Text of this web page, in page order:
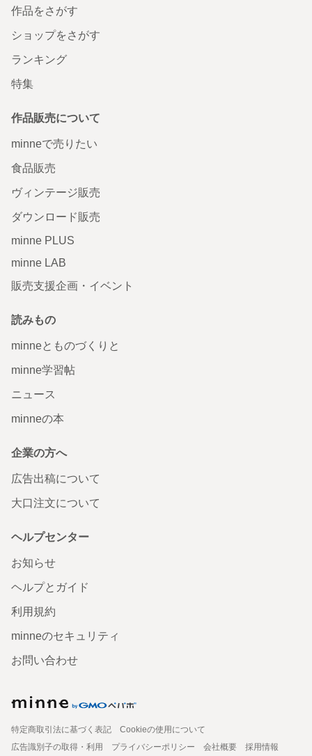
作品をさがす
ショップをさがす
ランキング
特集
作品販売について
minneで売りたい
食品販売
ヴィンテージ販売
ダウンロード販売
minne PLUS
minne LAB
販売支援企画・イベント
読みもの
minneとものづくりと
minne学習帖
ニュース
minneの本
企業の方へ
広告出稿について
大口注文について
ヘルプセンター
お知らせ
ヘルプとガイド
利用規約
minneのセキュリティ
お問い合わせ
特定商取引法に基づく表記
Cookieの使用について
広告識別子の取得・利用
プライバシーポリシー 会社概要
採用情報